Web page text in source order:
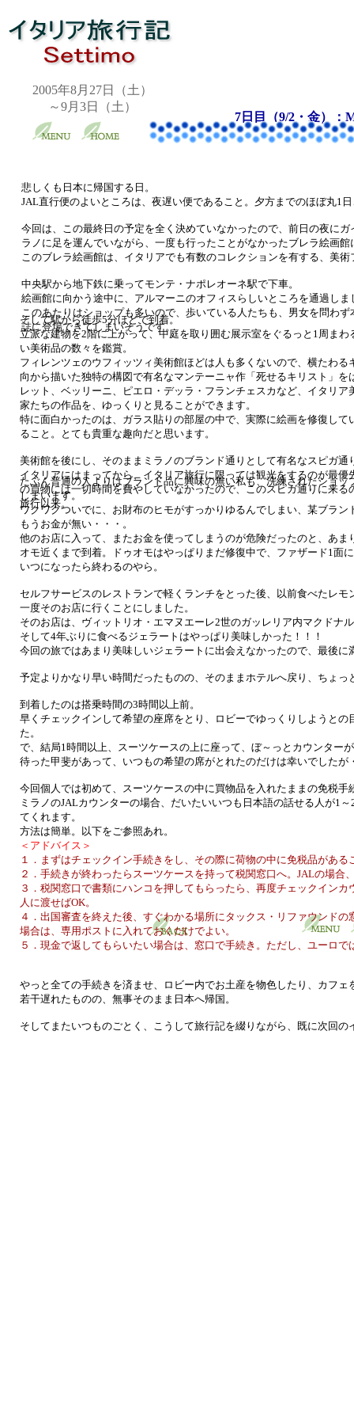
2005年8月27日（土）
～9月3日（土）
7日目（9/2・金）
悲しくも日本に帰国する日。
JAL直行便のよいところは、夜遅い便であること。夕方までのほぼ丸1
今回は、この最終日の予定を全く決めていなかったので、前日の夜に
ラノに足を運んでいながら、一度も行ったことがなかったブレラ絵画
このブレラ絵画館は、イタリアでも有数のコレクションを有する、美
中央駅から地下鉄に乗ってモンテ・ナポレオーネ駅で下車。
絵画館に向かう途中に、アルマーニのオフィスらしいところを通過しま
このあたりはショップも多いので、歩いている人たちも、男女を問わ
誌に登場できてしまいそうです。
たぶん普通の人よりはブランド品に興味の無い私も、洗練されたショ
しまいます。
ワクワクついでに、お財布のヒモがすっかりゆるんでしまい、某ブラ
もうお金が無い・・・。
他のお店に入って、またお金を使ってしまうのが危険だったのと、あ
オモ近くまで到着。ドゥオモはやっぱりまだ修復中で、ファザード1面
いつになったら終わるのやら。
セルフサービスのレストランで軽くランチをとった後、以前食べたレ
一度そのお店に行くことにしました。
そのお店は、ヴィットリオ・エマヌエーレ2世のガッレリア内マクドナ
そして4年ぶりに食べるジェラートはやっぱり美味しかった！！！
今回の旅ではあまり美味しいジェラートに出会えなかったので、最後に
予定よりかなり早い時間だったものの、そのままホテルへ戻り、ちょ
到着したのは搭乗時間の3時間以上前。
早くチェックインして希望の座席をとり、ロビーでゆっくりしようと
た。
で、結局1時間以上、スーツケースの上に座って、ぼ～っとカウンター
待った甲斐があって、いつもの希望の席がとれたのだけは幸いでしたが
今回個人では初めて、スーツケースの中に買物品を入れたままの免税手
ミラノのJALカウンターの場合、だいたいいつも日本語の話せる人が1
てくれます。
方法は簡単。以下をご参照あれ。
＜アドバイス＞
１．まずはチェックイン手続きをし、その際に荷物の中に免税品がある
２．手続きが終わったらスーツケースを持って税関窓口へ。JALの場合
３．税関窓口で書類にハンコを押してもらったら、再度チェックイン
人に渡せばOK。
４．出国審査を終えた後、すぐわかる場所にタックス・リファウンド
場合は、専用ポストに入れておくだけでよい。
５．現金で返してもらいたい場合は、窓口で手続き。ただし、ユーロ
やっと全ての手続きを済ませ、ロビー内でお土産を物色したり、カフ
若干遅れたものの、無事そのまま日本へ帰国。
そしてまたいつものごとく、こうして旅行記を綴りながら、既に次回
そして駅から徒歩5分ほどで到着。
立派な建物を2階に上がって、中庭を取り囲む展示室をぐるっと1周まわ
い美術品の数々を鑑賞。
フィレンツェのウフィッツィ美術館ほどは人も多くないので、横たわる
向から描いた独特の構図で有名なマンテーニャ作「死せるキリスト」を
レット、ベッリーニ、ピエロ・デッラ・フランチェスカなど、イタリア
家たちの作品を、ゆっくりと見ることができます。
特に面白かったのは、ガラス貼りの部屋の中で、実際に絵画を修復して
ること。とても貴重な趣向だと思います。
美術館を後にし、そのままミラノのブランド通りとして有名なスピガ通
イタリアにはまってから、イタリア旅行に限っては観光をするのが最優
の買物には一切時間を費やしていなかったので、このスピガ通りに来る
旅行以来。